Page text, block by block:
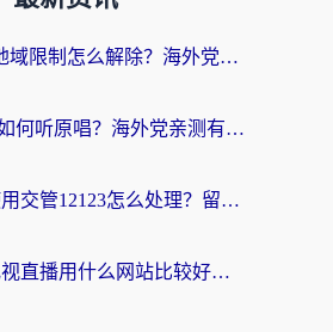
优酷手机app地域限制怎么解除？海外党亲测有效的追剧方案
全民K歌国外如何听原唱？海外党亲测有效的回国加速器选择指南
在海外如果使用交管12123怎么处理？留学生亲测有效的回国加速方案
海外看国内电视直播用什么网站比较好？一篇解决你所有追剧难题的实用指南